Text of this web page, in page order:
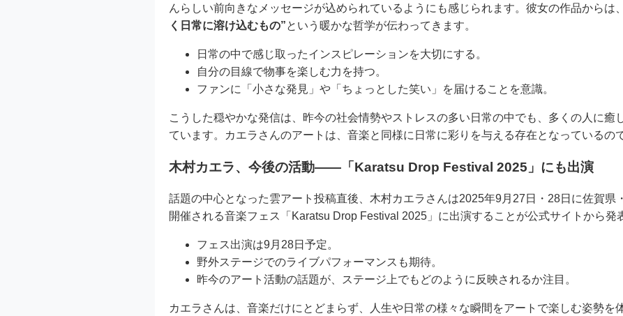
んらしい前向きなメッセージが込められているようにも感じられます。彼女の作品からは、
く日常に溶け込むもの”という暖かな哲学が伝わってきます。
日常の中で感じ取ったインスピレーションを大切にする。
自分の目線で物事を楽しむ力を持つ。
ファンに「小さな発見」や「ちょっとした笑い」を届けることを意識。
こうした穏やかな発信は、昨今の社会情勢やストレスの多い日常の中でも、多くの人に癒
ています。カエラさんのアートは、音楽と同様に日常に彩りを与える存在となっているの
木村カエラ、今後の活動――「Karatsu Drop Festival 2025」にも出演
話題の中心となった雲アート投稿直後、木村カエラさんは2025年9月27日・28日に佐賀県
開催される音楽フェス「Karatsu Drop Festival 2025」に出演することが公式サイトから発
フェス出演は9月28日予定。
野外ステージでのライブパフォーマンスも期待。
昨今のアート活動の話題が、ステージ上でもどのように反映されるか注目。
カエラさんは、音楽だけにとどまらず、人生や日常の様々な瞬間をアートで楽しむ姿勢を